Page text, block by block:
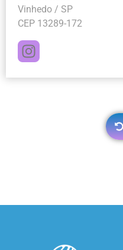
Vinhedo / SP
CEP 13289-172